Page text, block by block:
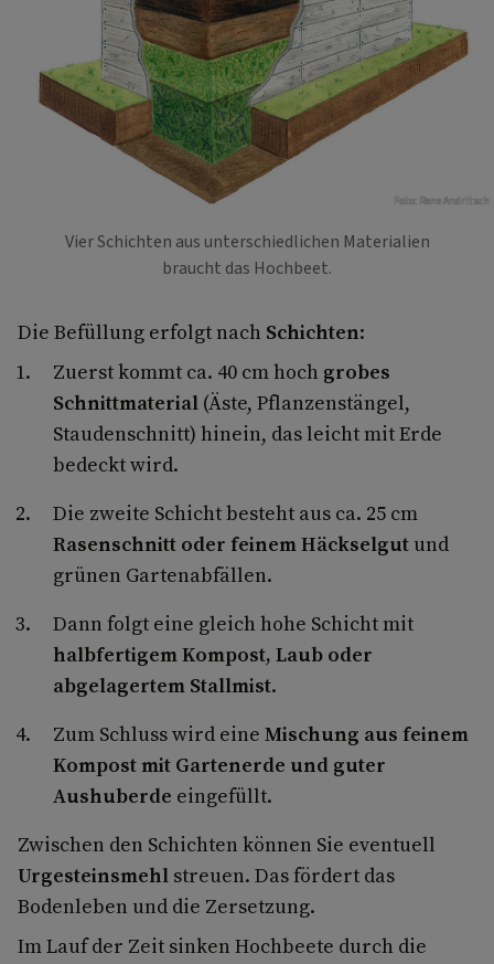
Foto: Rene Andritsch
Vier Schichten aus unterschiedlichen Materialien
braucht das Hochbeet.
Die Befüllung erfolgt nach Schichten:
Zuerst kommt ca. 40 cm hoch grobes
Schnittmaterial (Äste, Pflanzenstängel,
Staudenschnitt) hinein, das leicht mit Erde
bedeckt wird.
Die zweite Schicht besteht aus ca. 25 cm
Rasenschnitt oder feinem Häckselgut und
grünen Gartenabfällen.
Dann folgt eine gleich hohe Schicht mit
halbfertigem Kompost, Laub oder
abgelagertem Stallmist.
Zum Schluss wird eine Mischung aus feinem
Kompost mit Gartenerde und guter
Aushuberde eingefüllt.
Zwischen den Schichten können Sie eventuell
Urgesteinsmehl streuen. Das fördert das
Bodenleben und die Zersetzung.
Im Lauf der Zeit sinken Hochbeete durch die